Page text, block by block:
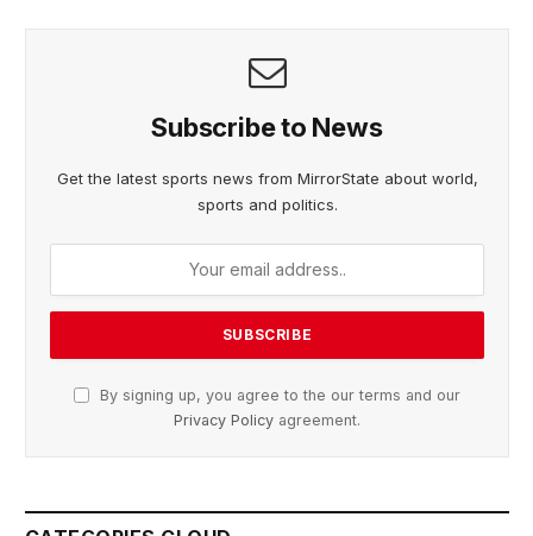
Subscribe to News
Get the latest sports news from MirrorState about world,
sports and politics.
By signing up, you agree to the our terms and our
Privacy Policy agreement.